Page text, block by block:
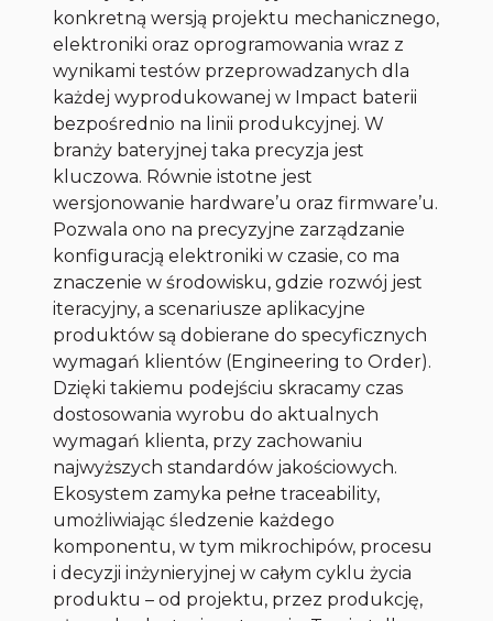
konkretną wersją projektu mechanicznego,
elektroniki oraz oprogramowania wraz z
wynikami testów przeprowadzanych dla
każdej wyprodukowanej w Impact baterii
bezpośrednio na linii produkcyjnej. W
branży bateryjnej taka precyzja jest
kluczowa. Równie istotne jest
wersjonowanie hardware’u oraz firmware’u.
Pozwala ono na precyzyjne zarządzanie
konfiguracją elektroniki w czasie, co ma
znaczenie w środowisku, gdzie rozwój jest
iteracyjny, a scenariusze aplikacyjne
produktów są dobierane do specyficznych
wymagań klientów (Engineering to Order).
Dzięki takiemu podejściu skracamy czas
dostosowania wyrobu do aktualnych
wymagań klienta, przy zachowaniu
najwyższych standardów jakościowych.
Ekosystem zamyka pełne traceability,
umożliwiając śledzenie każdego
komponentu, w tym mikrochipów, procesu
i decyzji inżynieryjnej w całym cyklu życia
produktu – od projektu, przez produkcję,